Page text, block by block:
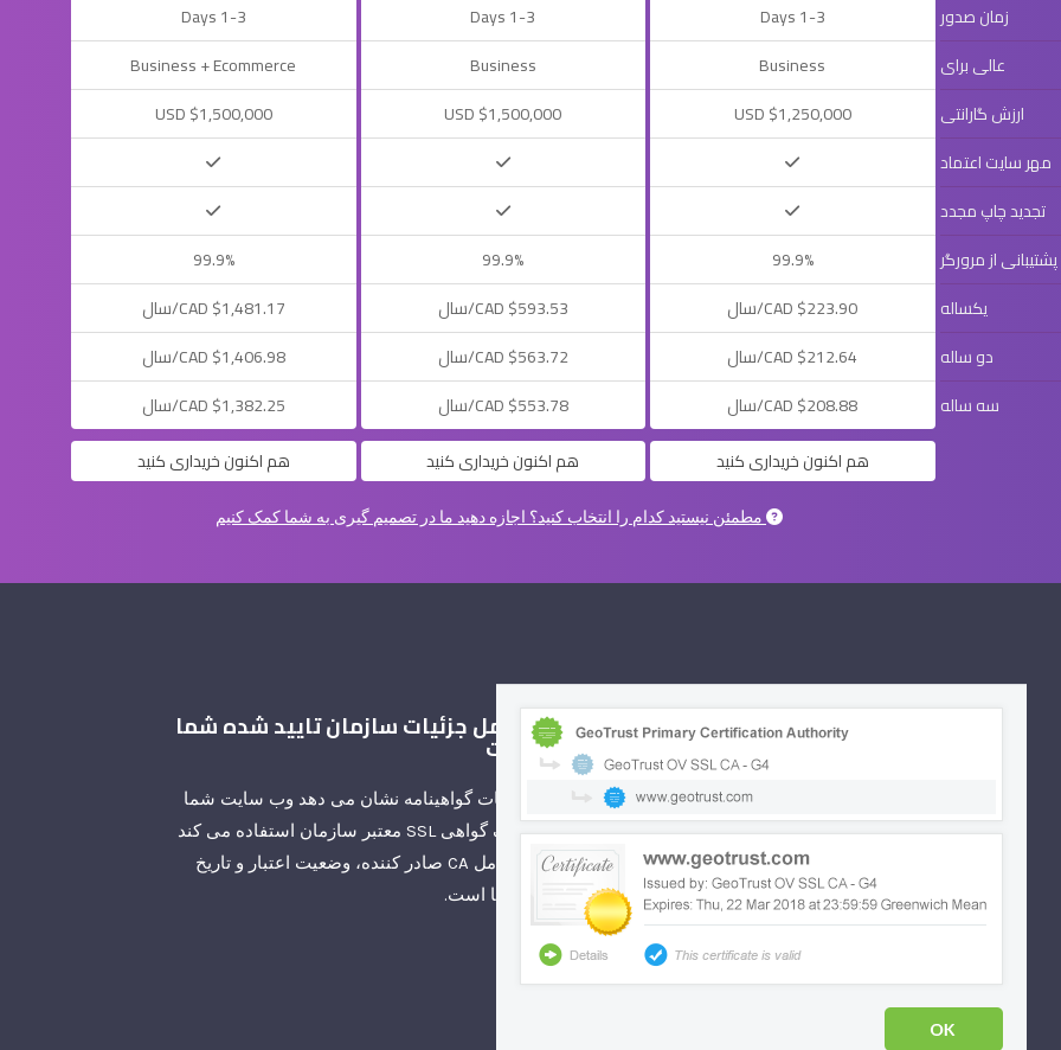
زمان صدور
عالی برای
ارزش گارانتی
مهر سایت اعتماد
تجدید چاپ مجدد
پشتیبانی از مرورگر
یکساله
دو ساله
سه ساله
1-3 Days
Business
USD $1,250,000
99.9%
$223.90 CAD/سال
$212.64 CAD/سال
$208.88 CAD/سال
هم اکنون خریداری کنید
1-3 Days
Business
USD $1,500,000
99.9%
$593.53 CAD/سال
$563.72 CAD/سال
$553.78 CAD/سال
هم اکنون خریداری کنید
1-3 Days
Business + Ecommerce
USD $1,500,000
99.9%
$1,481.17 CAD/سال
$1,406.98 CAD/سال
$1,382.25 CAD/سال
هم اکنون خریداری کنید
مطمئن نیستید کدام را انتخاب کنید؟ اجازه دهید ما در تصمیم گیری به شما کمک کنیم
شامل جزئیات سازمان تایید شده شما
است
جزئیات گواهینامه نشان می دهد وب سایت شما
از یک گواهی SSL معتبر سازمان استفاده می کند
و شامل CA صادر کننده، وضعیت اعتبار و تاریخ
انقضا است.